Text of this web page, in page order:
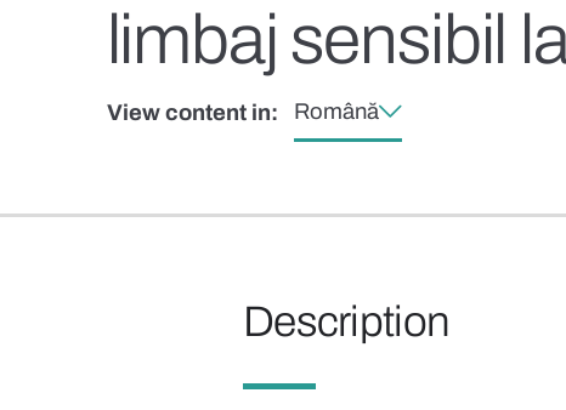
limbaj sensibil
View content in: Română
Description